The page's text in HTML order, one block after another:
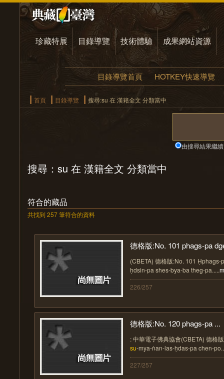
珍藏特展 目錄導覽 技術體驗 成果網站資源
目錄導覽首頁 HOTKEY快速導覽
首頁 目錄導覽 搜尋:su 在 漢籍全文 分類當中
由搜尋結果繼續
搜尋：su 在 漢籍全文 分類當中
符合的藏品
共找到 257 筆符合的資料
德格版:No. 101 phags-pa
(CBETA) 德格版:No. 101
ḥdsin-pa shes-bya-ba theg-pa.....
226/257
德格版:No. 120 phags-pa ...
: 中華電子佛典協會(CBETA) 德格
su-mya-ṅan-las-ḥdas-pa chen-
227/257